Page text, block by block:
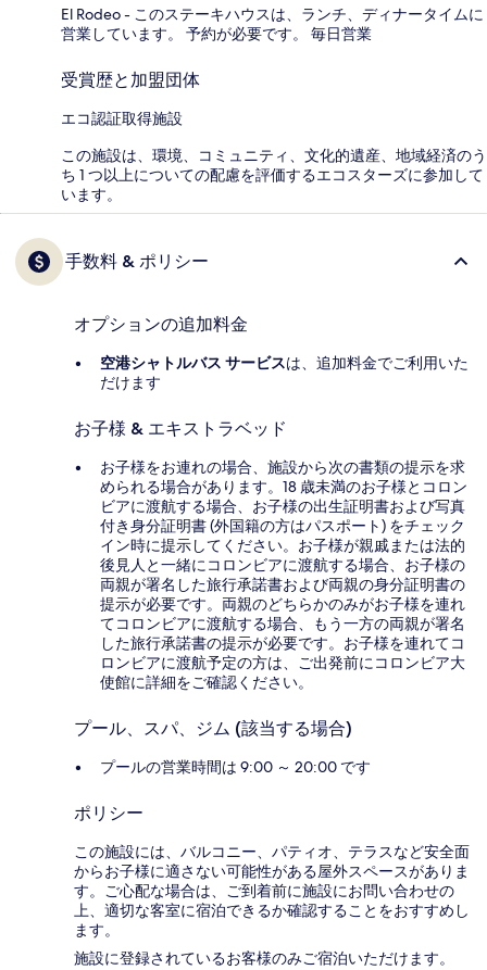
El Rodeo - このステーキハウスは、ランチ、ディナータイムに
営業しています。 予約が必要です。 毎日営業
受賞歴と加盟団体
エコ認証取得施設
この施設は、環境、コミュニティ、文化的遺産、地域経済のう
ち 1 つ以上についての配慮を評価するエコスターズに参加して
います。
手数料 & ポリシー
オプションの追加料金
空港シャトルバス サービスは、追加料金でご利用いた
だけます
お子様 & エキストラベッド
お子様をお連れの場合、施設から次の書類の提示を求
められる場合があります。18 歳未満のお子様とコロン
ビアに渡航する場合、お子様の出生証明書および写真
付き身分証明書 (外国籍の方はパスポート) をチェック
イン時に提示してください。お子様が親戚または法的
後見人と一緒にコロンビアに渡航する場合、お子様の
両親が署名した旅行承諾書および両親の身分証明書の
提示が必要です。両親のどちらかのみがお子様を連れ
てコロンビアに渡航する場合、もう一方の両親が署名
した旅行承諾書の提示が必要です。お子様を連れてコ
ロンビアに渡航予定の方は、ご出発前にコロンビア大
使館に詳細をご確認ください。
プール、スパ、ジム (該当する場合)
プールの営業時間は 9:00 ～ 20:00 です
ポリシー
この施設には、バルコニー、パティオ、テラスなど安全面
からお子様に適さない可能性がある屋外スペースがありま
す。ご心配な場合は、ご到着前に施設にお問い合わせの
上、適切な客室に宿泊できるか確認することをおすすめし
ます。
施設に登録されているお客様のみご宿泊いただけます。